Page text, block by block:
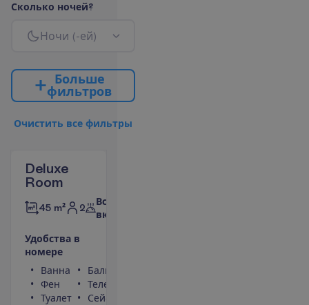
Сколько ночей?
Ночи (-ей)
Больше
фильтров
Очистить все фильтры
Deluxe
Room
45 m² 2
Все
включено
Удобства в
номере
Ванна
Фен
Туалет
Балкон
Телефон
Сейф